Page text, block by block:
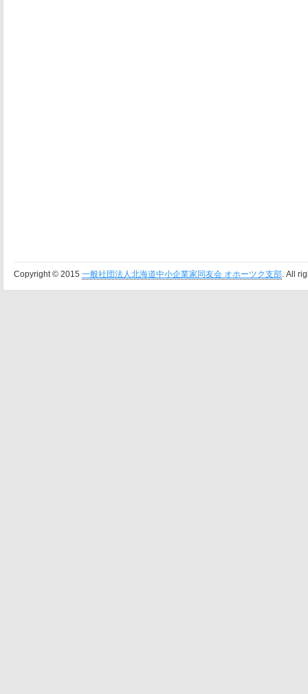
Copyright © 2015 一般社団法人北海道中小企業家同友会 オホーツク支部. All